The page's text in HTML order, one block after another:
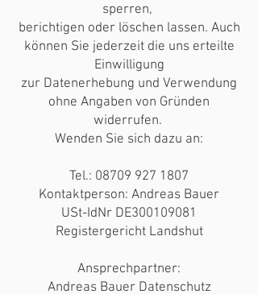
sperren,
berichtigen oder löschen lassen. Auch
können Sie jederzeit die uns erteilte
Einwilligung
zur Datenerhebung und Verwendung
ohne Angaben von Gründen
widerrufen.
Wenden Sie sich dazu an:
Tel.: 08709 927 1807
Kontaktperson: Andreas Bauer
USt-IdNr DE300109081
Registergericht Landshut
Ansprechpartner:
Andreas Bauer Datenschutz